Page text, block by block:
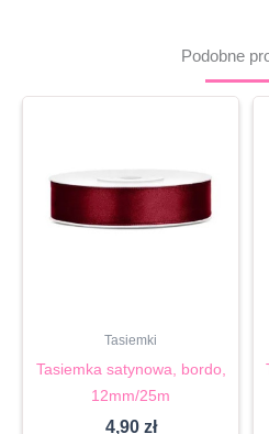
Podobne
Tasiemki
Tasiemka satynowa, bordo,
12mm/25m
4,90 zł